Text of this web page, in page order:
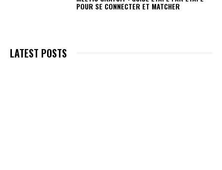
POUR SE CONNECTER ET MATCHER
LATEST POSTS